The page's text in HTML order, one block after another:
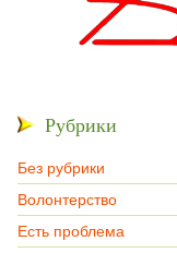
Рубрики
Без рубрики
Волонтерство
Есть проблема